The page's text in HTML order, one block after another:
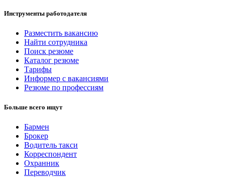
Инструменты работодателя
Разместить вакансию
Найти сотрудника
Поиск резюме
Каталог резюме
Тарифы
Информер с вакансиями
Резюме по профессиям
Больше всего ищут
Бармен
Брокер
Водитель такси
Корреспондент
Охранник
Переводчик